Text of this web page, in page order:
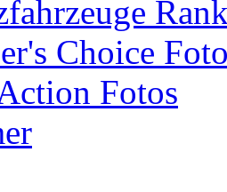
Choice
Fotos